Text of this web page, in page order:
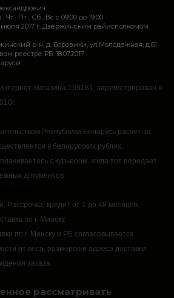
, Пт , Сб , Вс c 09:00 до 19:00
июля 2017 г. Дзержинским райисполкомом
р-н, д. Боровики, ул.Молодежная, д.61
реестре РБ: 18.07.2017
магазина 159181, зарегистрирован в
Республики Беларусь расчет за
в белорусских рублях.
с курьером, когда тот передает
документов
Рассрочка, кредит от 1 до 48 месяцев.
по г. Минску.
по г. Минску и РБ согласовывается
от веса, размеров и адреса доставки
заказа.
рассматривать